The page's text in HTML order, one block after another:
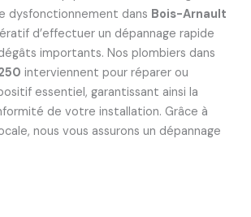
dysfonctionnement dans Bois-Arnault
d’effectuer un dépannage rapide
importants. Nos plombiers dans
interviennent pour réparer ou
essentiel, garantissant ainsi la
de votre installation. Grâce à
nous vous assurons un dépannage